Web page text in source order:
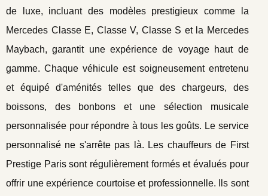
de luxe, incluant des modèles prestigieux comme la
Mercedes Classe E, Classe V, Classe S et la Mercedes
Maybach, garantit une expérience de voyage haut de
gamme. Chaque véhicule est soigneusement entretenu
et équipé d'aménités telles que des chargeurs, des
boissons, des bonbons et une sélection musicale
personnalisée pour répondre à tous les goûts. Le service
personnalisé ne s'arrête pas là. Les chauffeurs de First
Prestige Paris sont régulièrement formés et évalués pour
offrir une expérience courtoise et professionnelle. Ils sont